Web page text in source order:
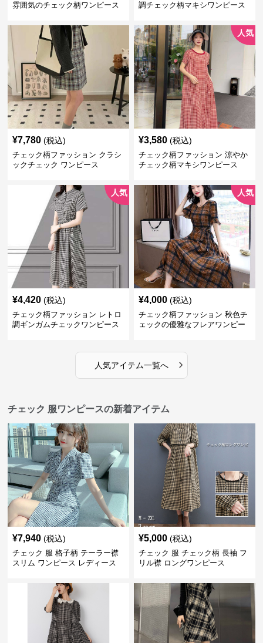
雰囲気のチェック柄ワンピース
調チェック柄マキシワンピース
¥7,780 (税込)
チェック柄ファッション クラシ
ックチェック ワンピース
人気
¥3,580 (税込)
チェック柄ファッション 涼やか
チェック柄マキシワンピース
人気
¥4,420 (税込)
チェック柄ファッション レトロ
調ギンガムチェックワンピース
人気
¥4,000 (税込)
チェック柄ファッション 秋色チ
ェックの優雅なフレアワンピー
人気アイテム一覧へ ›
チェック 服ワンピースの新着アイテム
¥7,940 (税込)
チェック 服 格子柄 テーラー襟
スリム ワンピース レディース
¥5,000 (税込)
チェック 服 チェック柄 長袖 フ
リル襟 ロングワンピース